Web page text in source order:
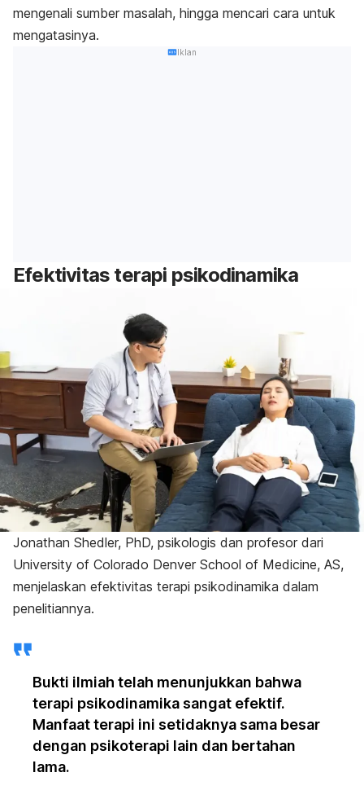
mengenali sumber masalah, hingga mencari cara untuk
mengatasinya.
Iklan
Efektivitas terapi psikodinamika
Jonathan Shedler, PhD, psikologis dan profesor dari
University of Colorado Denver School of Medicine, AS,
menjelaskan efektivitas terapi psikodinamika dalam
penelitiannya.
Bukti ilmiah telah menunjukkan bahwa
terapi psikodinamika sangat efektif.
Manfaat terapi ini setidaknya sama besar
dengan psikoterapi lain dan bertahan
lama.